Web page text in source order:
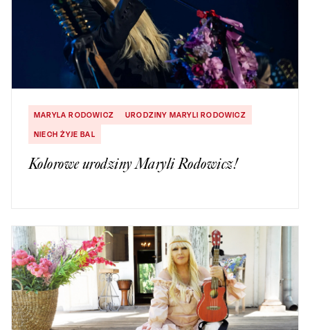
MARYLA RODOWICZ
URODZINY MARYLI RODOWICZ
NIECH ŻYJE BAL
Kolorowe urodziny Maryli Rodowicz!